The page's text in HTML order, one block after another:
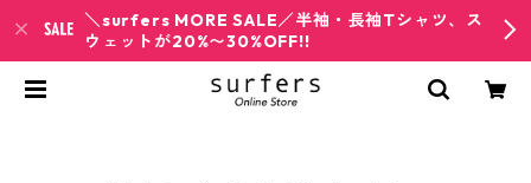
＼surfers MORE SALE／半袖・長袖Tシャツ、ス
ウェットが20%〜30%OFF!!